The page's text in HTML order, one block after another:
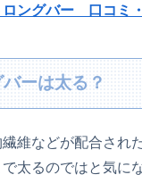
ロングバー 口コミ
ーは太る？
維などが配合され
太るのではと気に